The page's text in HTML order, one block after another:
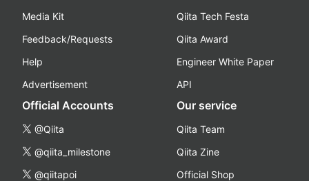
Media Kit
Feedback/Requests
Help
Advertisement
Qiita Tech Festa
Qiita Award
Engineer White Paper
API
Official Accounts
@Qiita
@qiita_milestone
@qiitapoi
Our service
Qiita Team
Qiita Zine
Official Shop